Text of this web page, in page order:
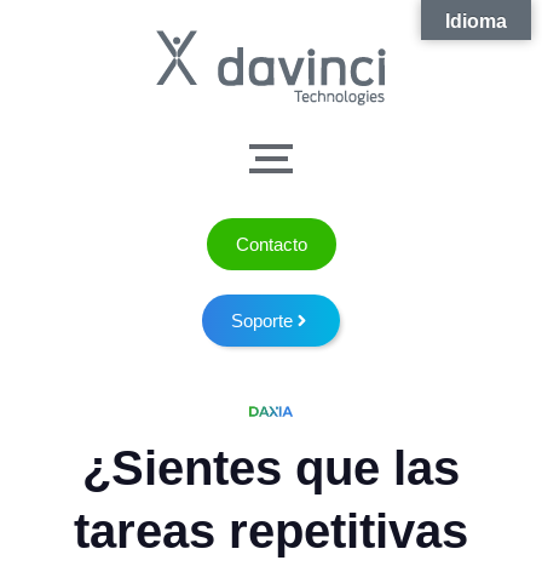
Contacto
Soporte
¿Sientes que las
tareas repetitivas
Idioma